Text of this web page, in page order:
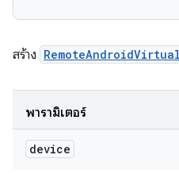
สร้าง
พารามิเตอร์
device